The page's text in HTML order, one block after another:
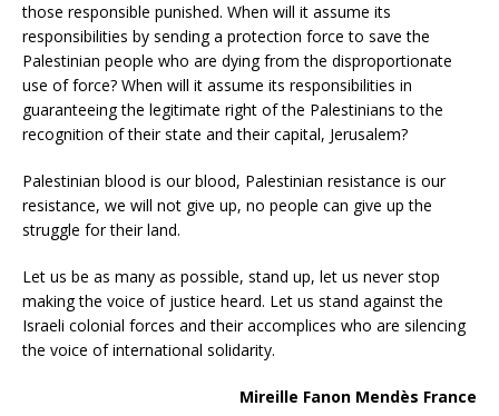
those responsible punished. When will it assume its
responsibilities by sending a protection force to save the
Palestinian people who are dying from the disproportionate
use of force? When will it assume its responsibilities in
guaranteeing the legitimate right of the Palestinians to the
recognition of their state and their capital, Jerusalem?
Palestinian blood is our blood, Palestinian resistance is our
resistance, we will not give up, no people can give up the
struggle for their land.
Let us be as many as possible, stand up, let us never stop
making the voice of justice heard. Let us stand against the
Israeli colonial forces and their accomplices who are silencing
the voice of international solidarity.
Mireille Fanon Mendès France